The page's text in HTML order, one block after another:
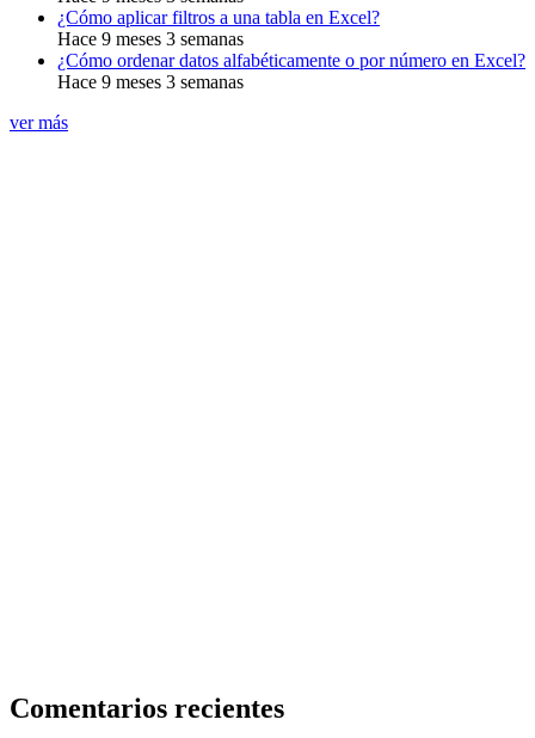
¿Cómo aplicar filtros a una tabla en Excel?
Hace 9 meses 3 semanas
¿Cómo ordenar datos alfabéticamente o por número en Excel?
Hace 9 meses 3 semanas
ver más
Comentarios recientes